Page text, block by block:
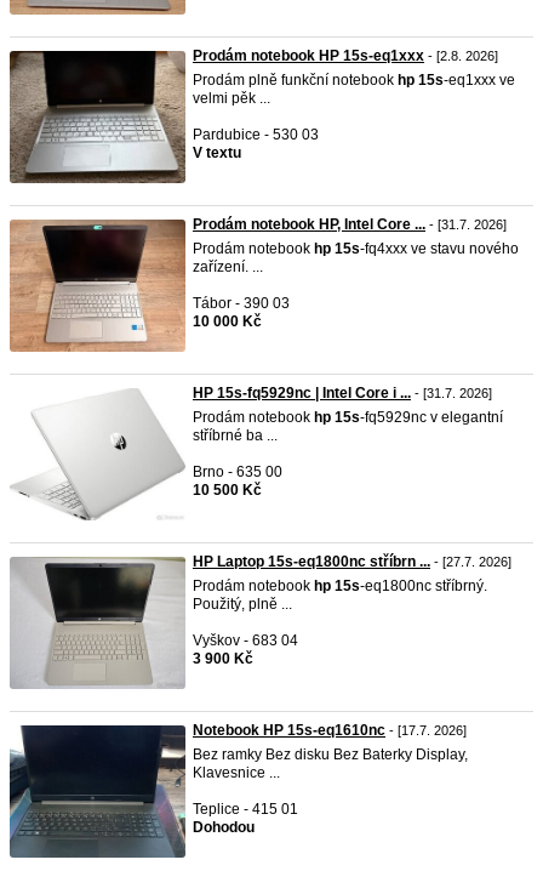
Prodám notebook HP 15s-eq1xxx - [2.8. 2026]
Prodám plně funkční notebook hp 15s-eq1xxx ve
velmi pěk ...
Pardubice - 530 03
V textu
Prodám notebook HP, Intel Core ... - [31.7. 2026]
Prodám notebook hp 15s-fq4xxx ve stavu nového
zařízení. ...
Tábor - 390 03
10 000 Kč
HP 15s-fq5929nc | Intel Core i ... - [31.7. 2026]
Prodám notebook hp 15s-fq5929nc v elegantní
stříbrné ba ...
Brno - 635 00
10 500 Kč
HP Laptop 15s-eq1800nc stříbrn ... - [27.7. 2026]
Prodám notebook hp 15s-eq1800nc stříbrný.
Použitý, plně ...
Vyškov - 683 04
3 900 Kč
Notebook HP 15s-eq1610nc - [17.7. 2026]
Bez ramky Bez disku Bez Baterky Display,
Klavesnice ...
Teplice - 415 01
Dohodou